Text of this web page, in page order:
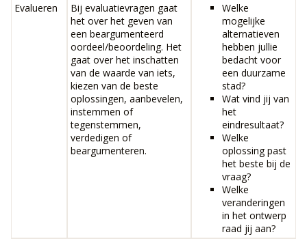
Evalueren
Bij evaluatievragen gaat
het over het geven van
een beargumenteerd
oordeel/beoordeling. Het
gaat over het inschatten
van de waarde van iets,
kiezen van de beste
oplossingen, aanbevelen,
instemmen of
tegenstemmen,
verdedigen of
beargumenteren.
Welke
mogelijke
alternatieven
hebben jullie
bedacht voor
een duurzame
stad?
Wat vind jij van
het
eindresultaat?
Welke
oplossing past
het beste bij de
vraag?
Welke
veranderingen
in het ontwerp
raad jij aan?